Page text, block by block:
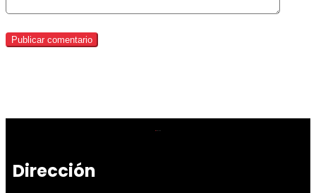
Dirección